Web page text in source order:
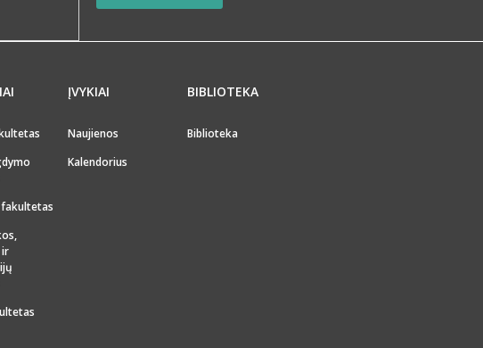
ir
ĮVYKIAI
Naujienos
Kalendorius
BIBLIOTEKA
Biblioteka